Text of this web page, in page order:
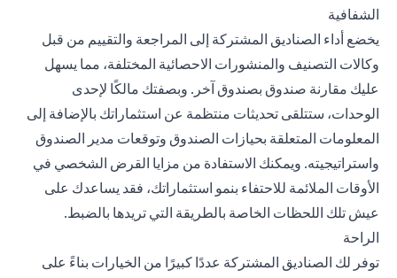
الشفافية
يخضع أداء الصناديق المشتركة إلى المراجعة والتقييم من قبل
وكالات التصنيف والمنشورات الاحصائية المختلفة، مما يسهل
عليك مقارنة صندوق بصندوق آخر. وبصفتك مالكًا لإحدى
الوحدات، ستتلقى تحديثات منتظمة عن استثماراتك بالإضافة إلى
المعلومات المتعلقة بحيازات الصندوق وتوقعات مدير الصندوق
واستراتيجيته. ويمكنك الاستفادة من مزايا القرض الشخصي في
الأوقات الملائمة للاحتفاء بنمو استثماراتك، فقد يساعدك على
عيش تلك اللحظات الخاصة بالطريقة التي تريدها بالضبط.
الراحة
توفر لك الصناديق المشتركة عددًا كبيرًا من الخيارات بناءً على